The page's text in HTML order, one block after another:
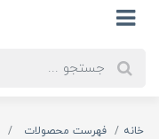
خانه فهرست محصولات